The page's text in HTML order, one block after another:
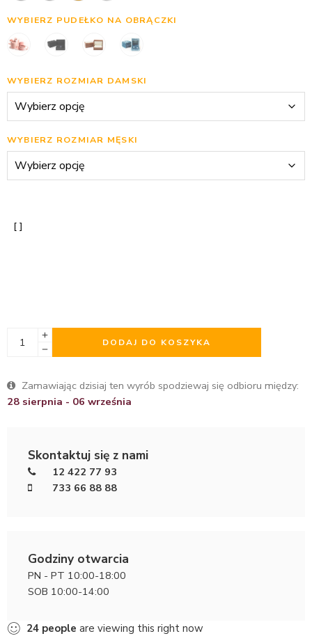
WYBIERZ PUDEŁKO NA OBRĄCZKI
WYBIERZ ROZMIAR DAMSKI
WYBIERZ ROZMIAR MĘSKI
DODAJ DO KOSZYKA
Zamawiając dzisiaj ten wyrób spodziewaj się odbioru między:
28 sierpnia - 06 września
Skontaktuj się z nami
12 422 77 93
733 66 88 88
Godziny otwarcia
PN - PT 10:00-18:00
SOB 10:00-14:00
24 people are viewing this right now